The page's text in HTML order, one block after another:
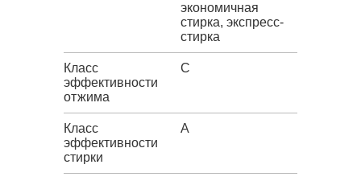
экономичная
стирка, экспресс-
стирка
Класс
эффективности
отжима
C
Класс
эффективности
стирки
A